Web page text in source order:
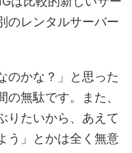
のレンタルサーバー
のかな？」と思った
無駄です。また、
りたいから、あえて
う」とかは全く無意